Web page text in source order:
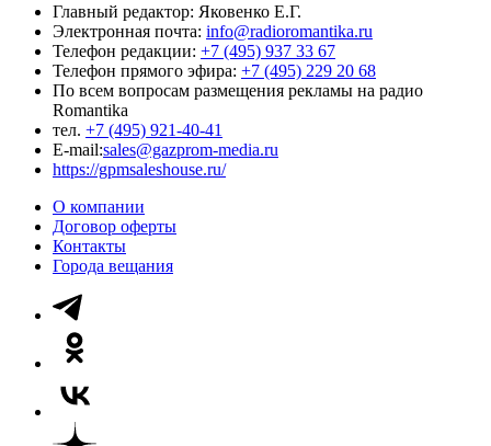
Главный редактор: Яковенко Е.Г.
Электронная почта: info@radioromantika.ru
Телефон редакции: +7 (495) 937 33 67
Телефон прямого эфира: +7 (495) 229 20 68
По всем вопросам размещения рекламы на радио
Romantika
тел. +7 (495) 921-40-41
E-mail:sales@gazprom-media.ru
https://gpmsaleshouse.ru/
О компании
Договор оферты
Контакты
Города вещания